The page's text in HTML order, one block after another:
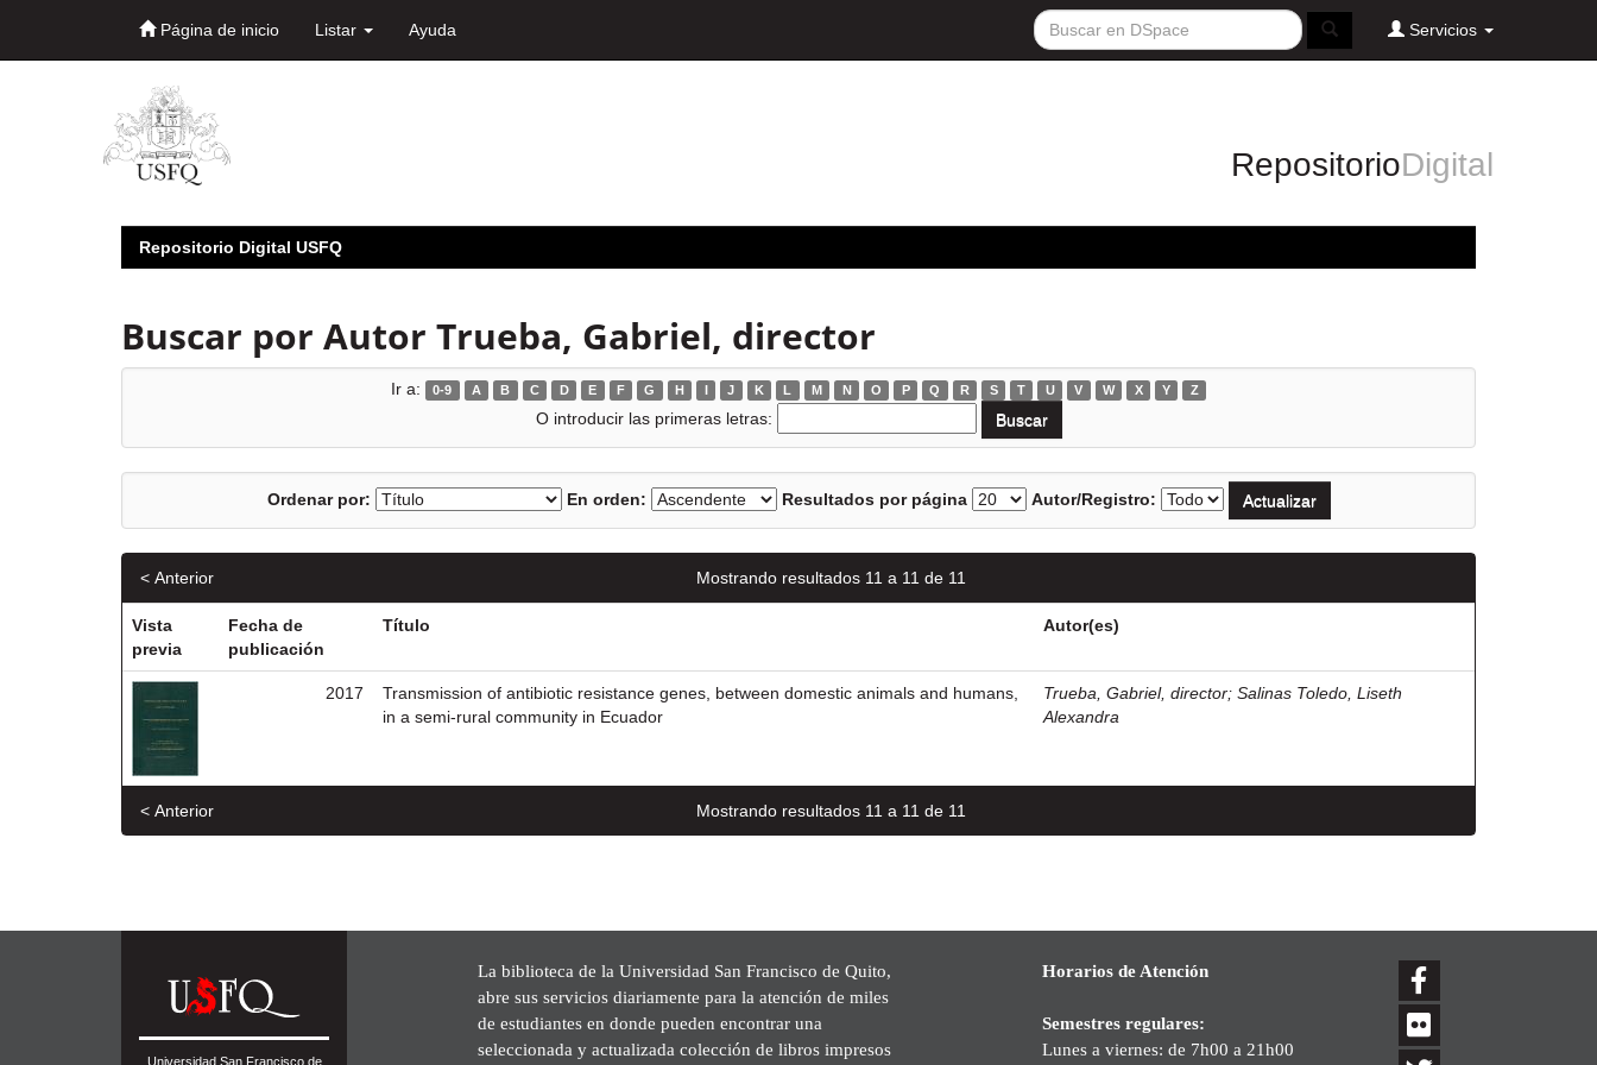
Página de inicio Listar Ayuda Servicios
RepositorioDigital
Repositorio Digital USFQ
Buscar por Autor Trueba, Gabriel, director
Ir a: 0-9 A B C D E F G H I J K L M N O P Q R S T U V W X Y Z
O introducir las primeras letras:
Ordenar por: En orden: Resultados por página Autor/Registro:
Mostrando resultados 11 a 11 de 11
< Anterior
Vista
previa
Fecha de
publicación
Título Autor(es)
2017
Transmission of antibiotic resistance genes, between domestic animals and humans,
in a semi-rural community in Ecuador
Trueba, Gabriel, director; Salinas Toledo, Liseth
Alexandra
Mostrando resultados 11 a 11 de 11
< Anterior
Universidad San Francisco de
La biblioteca de la Universidad San Francisco de Quito,
abre sus servicios diariamente para la atención de miles
de estudiantes en donde pueden encontrar una
seleccionada y actualizada colección de libros impresos
Horarios de Atención
Semestres regulares:
Lunes a viernes: de 7h00 a 21h00